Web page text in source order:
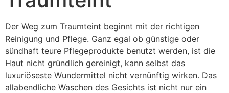
Der Weg zum Traumteint beginnt mit der richtigen
Reinigung und Pflege. Ganz egal ob günstige oder
sündhaft teure Pflegeprodukte benutzt werden, ist die
Haut nicht gründlich gereinigt, kann selbst das
luxuriöseste Wundermittel nicht vernünftig wirken. Das
allabendliche Waschen des Gesichts ist nicht nur ein